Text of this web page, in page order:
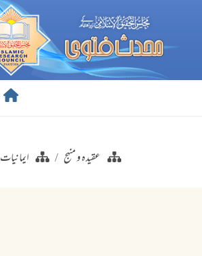
عقیدہ و منہج ایمانیات